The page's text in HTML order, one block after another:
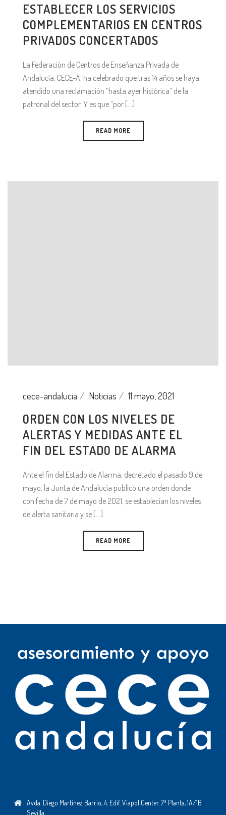
ESTABLECER LOS SERVICIOS
COMPLEMENTARIOS EN CENTROS
PRIVADOS CONCERTADOS
La Federación de Centros de Enseñanza Privada de
Andalucía, CECE-A, ha celebrado que tras 14 años se haya
atendido una reclamación “hasta ayer histórica” de la
patronal del sector. Y es que “por [...]
READ MORE
cece-andalucia Noticias 11 mayo, 2021
ORDEN CON LOS NIVELES DE
ALERTAS Y MEDIDAS ANTE EL
FIN DEL ESTADO DE ALARMA
Ante el fin del Estado de Alarma, decretado el pasado 9 de
mayo, la Junta de Andalucía publicó una orden donde
con fecha de 7 de mayo de 2021, se establecían los niveles
de alerta sanitaria y se [...]
READ MORE
Avda. Diego Martínez Barrio, 4. Edif. Viapol Center. 7ª Planta, 1A/1B
Sevilla